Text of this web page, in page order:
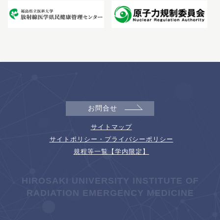
お問合せ
サイトマップ
サイトポリシー・プライバシーポリシー
規程等一覧【学内限定】
HIROSAKI UNIVERSITY INSTITUTE OF
RADIATION EMERGENCY MEDICINE